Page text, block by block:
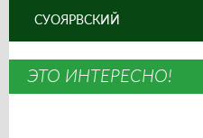
СУОЯРВСКИЙ
ЭТО ИНТЕРЕСНО!